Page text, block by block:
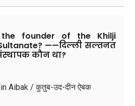
founder of the Khilji
——दिल्ली सल्तनत
कौन था?
Aibak / कुतुब-उद-दीन ऐबक